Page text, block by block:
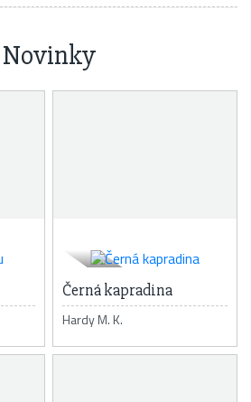
Novinky
Černá kapradina
Hardy M. K.